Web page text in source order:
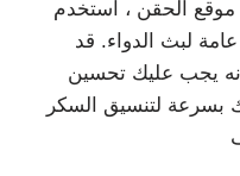
موقع الحقن ، استخدم
لبث الدواء. قد
أنه يجب عليك تحسين
بسرعة لتنسيق السكر